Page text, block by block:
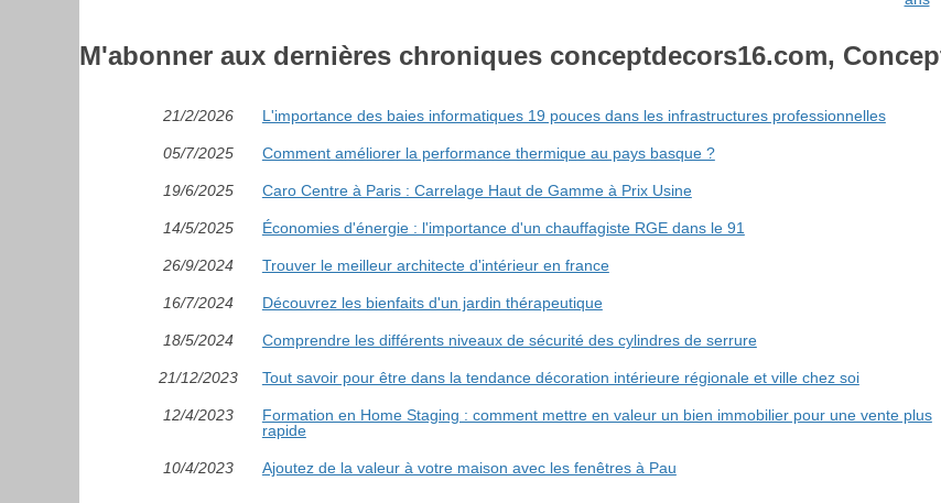
M'abonner aux dernières chroniques conceptdecors16.com,
21/2/2026 L'importance des baies informatiques 19 pouces dans les infrastructures professionnelles
05/7/2025 Comment améliorer la performance thermique au pays basque ?
19/6/2025 Caro Centre à Paris : Carrelage Haut de Gamme à Prix Usine
14/5/2025 Économies d'énergie : l'importance d'un chauffagiste RGE dans le 91
26/9/2024 Trouver le meilleur architecte d'intérieur en france
16/7/2024 Découvrez les bienfaits d'un jardin thérapeutique
18/5/2024 Comprendre les différents niveaux de sécurité des cylindres de serrure
21/12/2023 Tout savoir pour être dans la tendance décoration intérieure régionale et ville chez soi
12/4/2023
Formation en Home Staging : comment mettre en valeur un bien immobilier pour une vente plus
rapide
10/4/2023 Ajoutez de la valeur à votre maison avec les fenêtres à Pau